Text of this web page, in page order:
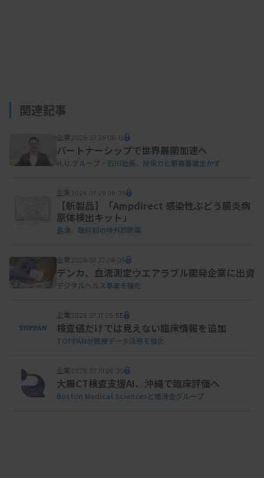
関連記事
企業2026.07.29 06:15
パートナーシップで世界展開加速へ
H.U.グループ・石川社長、技術力と顧客基盤生かす
企業2026.07.29 06:05
【新製品】「Ampdirect 感染性ぶどう膜炎病
原体検出キット」
島津、眼科初の体外診断薬
企業2026.07.27 06:05
デンカ、血流測定ウエアラブル開発企業に出資
デジタルヘルス事業を強化
企業2026.07.17 05:55
検査値だけでは見えない臨床情報を追加
TOPPANが医療データ活用を強化
企業2026.07.10 06:20
大腸CT検査支援AI、沖縄で臨床評価へ
Boston Medical Sciencesと徳洲会グループ